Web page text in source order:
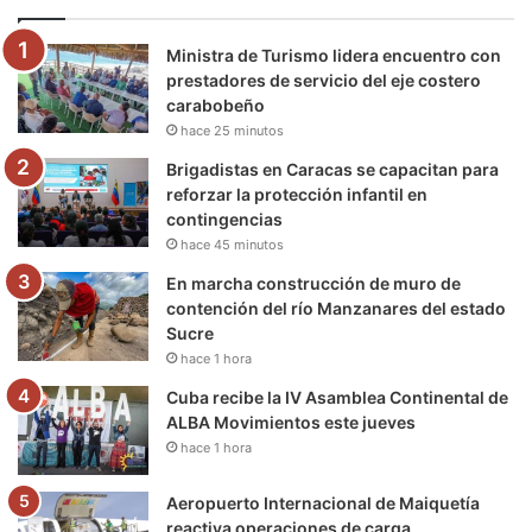
o
o
k
e
r
b
e
g
r
m
r
a
k
Ministra de Turismo lidera encuentro con
prestadores de servicio del eje costero
carabobeño
hace 25 minutos
Brigadistas en Caracas se capacitan para
reforzar la protección infantil en
contingencias
hace 45 minutos
En marcha construcción de muro de
contención del río Manzanares del estado
Sucre
hace 1 hora
Cuba recibe la IV Asamblea Continental de
ALBA Movimientos este jueves
hace 1 hora
Aeropuerto Internacional de Maiquetía